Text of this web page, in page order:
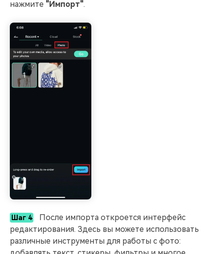
нажмите "Импорт".
Шаг 4
После импорта откроется интерфейс
редактирования. Здесь вы можете использовать
различные инструменты для работы с фото: